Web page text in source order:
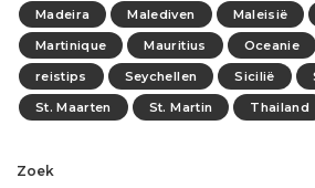
Madeira
Malediven Maleisië
Martinique
Mauritius Oceanie
reistips
Seychellen Sicilië
St. Maarten
St. Martin Thailand
Zoek